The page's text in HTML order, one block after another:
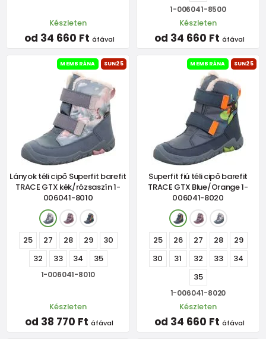
Készleten
od 34 660 Ft áfával
1-006041-8500
Készleten
od 34 660 Ft áfával
MEMBRÁNA SUN25
Lányok téli cipő Superfit barefit
TRACE GTX kék/rózsaszín 1-
006041-8010
25 27 28 29
30
32
33 34 35
1-006041-8010
Készleten
od 38 770 Ft áfával
MEMBRÁNA SUN25
Superfit fiú téli cipő barefit
TRACE GTX Blue/Orange 1-
006041-8020
25 26 27 28
29
30
31 32 33
34
35
1-006041-8020
Készleten
od 34 660 Ft áfával